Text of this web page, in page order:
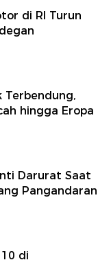
di RI Turun
Terbendung,
hingga Eropa
Darurat Saat
Pangandaran
di